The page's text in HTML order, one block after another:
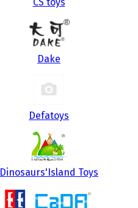
Dake
Defatoys
Dinosaurs'Island Toys